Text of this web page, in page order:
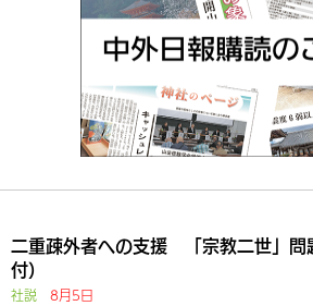
二重疎外者への支援 「宗教二世」問
付）
社説 8月5日